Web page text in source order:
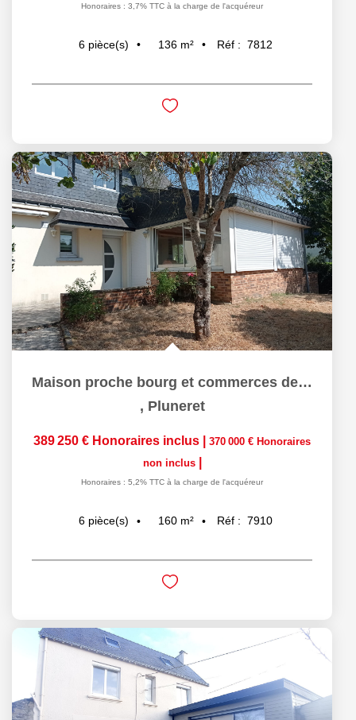
Honoraires : 3,7% TTC à la charge de l'acquéreur
6 pièce(s) 136 m² Réf : 7812
Maison proche bourg et commerces de Pluneret + studio...
, Pluneret
389 250 € Honoraires inclus 370 000 € Honoraires
non inclus
Honoraires : 5,2% TTC à la charge de l'acquéreur
6 pièce(s) 160 m² Réf : 7910